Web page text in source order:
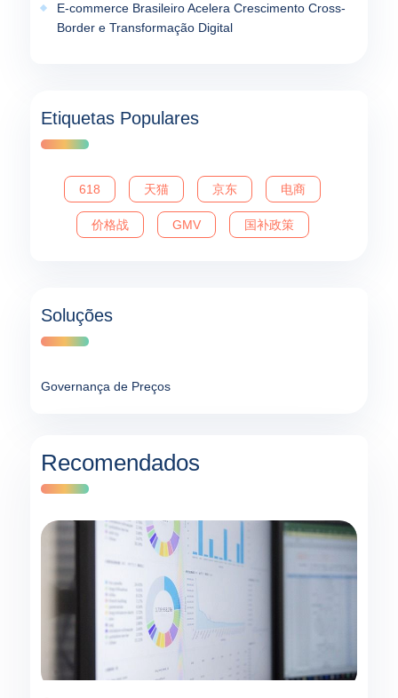
E-commerce Brasileiro Acelera Crescimento Cross-
Border e Transformação Digital
Etiquetas Populares
618 天猫 京东 电商
价格战 GMV 国补政策
Soluções
Governança de Preços
Recomendados